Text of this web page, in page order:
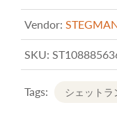
Vendor:
SKU:
Tags: シェットラ